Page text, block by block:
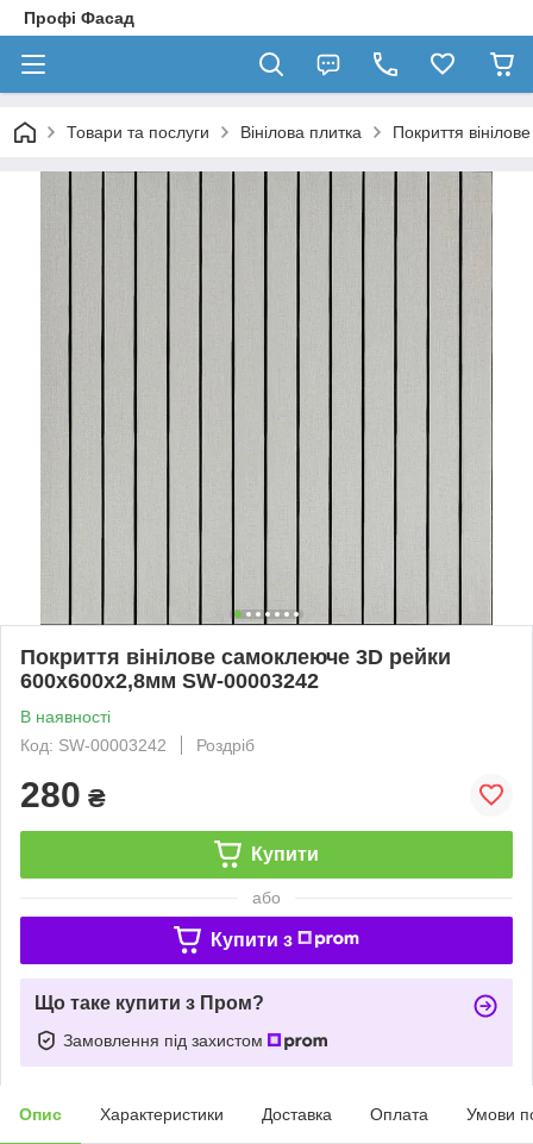
Профі Фасад
Товари та послуги Вінілова плитка Покриття
Покриття вінілове самоклеюче 3D рейки
600х600х2,8мм SW-00003242
В наявності
Код: SW-00003242
Роздріб
280 ₴
Купити
або
Купити з
Що таке купити з Пром?
Замовлення під захистом
Опис Характеристики Доставка Оплата Умови